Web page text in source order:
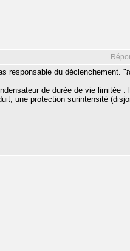
responsable du déclenchement. "
de durée de vie limitée :
une protection surintensité